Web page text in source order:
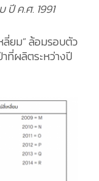
ค.ศ. 1991
ยม” ล้อมรอบตัว
ที่ผลิตระหว่างปี